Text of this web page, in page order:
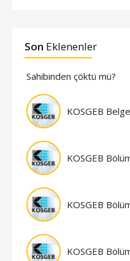
Son Eklenenler
Sahibinden çöktü mü?
KOSGEB
KOSGEB
KOSGEB
KOSGEB